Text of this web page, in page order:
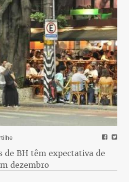
de BH têm expectativa de
dezembro